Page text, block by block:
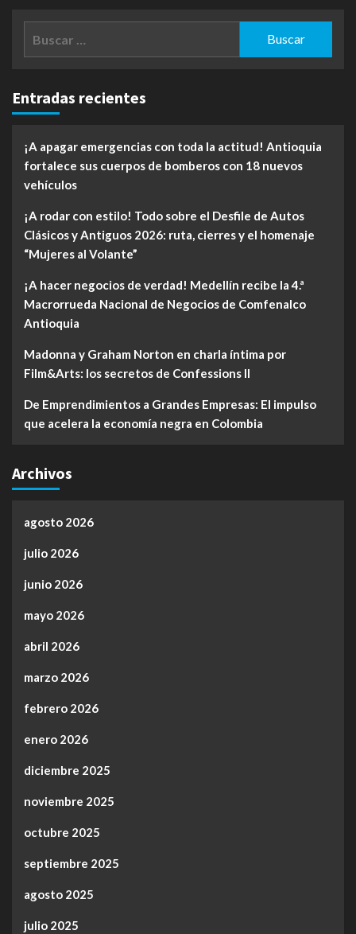
Entradas recientes
¡A apagar emergencias con toda la actitud! Antioquia
fortalece sus cuerpos de bomberos con 18 nuevos
vehículos
¡A rodar con estilo! Todo sobre el Desfile de Autos
Clásicos y Antiguos 2026: ruta, cierres y el homenaje
“Mujeres al Volante”
¡A hacer negocios de verdad! Medellín recibe la 4.ª
Macrorrueda Nacional de Negocios de Comfenalco
Antioquia
Madonna y Graham Norton en charla íntima por
Film&Arts: los secretos de Confessions II
De Emprendimientos a Grandes Empresas: El impulso
que acelera la economía negra en Colombia
Archivos
agosto 2026
julio 2026
junio 2026
mayo 2026
abril 2026
marzo 2026
febrero 2026
enero 2026
diciembre 2025
noviembre 2025
octubre 2025
septiembre 2025
agosto 2025
julio 2025